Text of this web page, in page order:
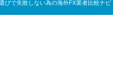
びで失敗しない為の海外FX業者比較ナビ